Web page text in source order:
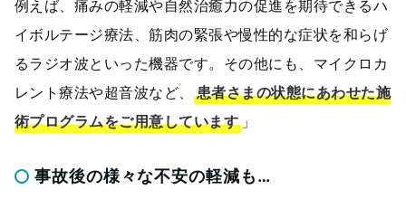
例えば、痛みの軽減や自然治癒力の促進を期待できるハ
イボルテージ療法、筋肉の緊張や慢性的な症状を和らげ
るラジオ波といった機器です。その他にも、マイクロカ
レント療法や超音波など、
患者さまの状態にあわせた施
術プログラムをご用意しています 」
事故後の様々な不安の軽減も…